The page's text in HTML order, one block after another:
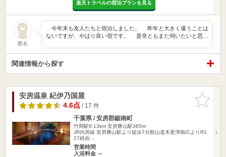
楽天トラベルの宿泊プランを見る
匿名
今年末も友人たちと宿泊しました。 昨年と大きく違うことは
ないですが、やはり良い宿です。 是非ともまた伺いたいと思…
関連情報から探す
お気に入
りに追加
安房温泉 紀伊乃国屋
4.6点/ 17 件
千葉県 / 安房郡鋸南町
竹岡駅9.13km 安房勝山駅385m
JR内房線 安房勝山駅より徒歩7分館山道木更津南ICよりR1
27経由…
営業時間
入浴料金 ～